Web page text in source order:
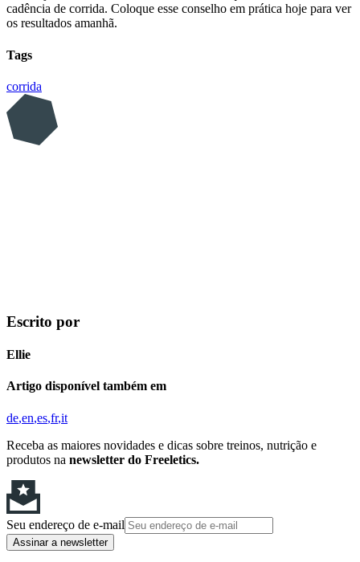
cadência de corrida. Coloque esse conselho em prática hoje para ver
os resultados amanhã.
Tags
corrida
Escrito por
Ellie
Artigo disponível também em
de en es fr it
Receba as maiores novidades e dicas sobre treinos, nutrição e
produtos na newsletter do Freeletics.
Seu endereço de e-mail
Assinar a newsletter